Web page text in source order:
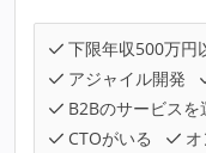
下限年収500万円
アジャイル開発
B2Bのサービスを
CTOがいる